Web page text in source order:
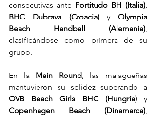
consecutivas ante Fortitudo BH (Italia)
BHC Dubrava (Croacia) y Olympia
Beach Handball (Alemania),
clasificándose como primera de su
grupo.
En la Main Round, las malagueñas
OVB Beach Girls BHC (Hungría)
Copenhagen Beach (Dinamarca),